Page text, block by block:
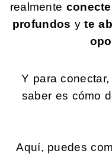
realmente
profundos yte
Y para
saber es cómo
Aquí, puedes